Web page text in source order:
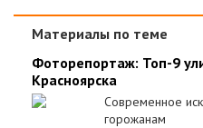
Материалы по теме
Фоторепортаж: Топ-9
Красноярска
Современное
горожанам